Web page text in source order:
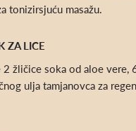
tonizirsjuću masažu.
ZA LICE
2 žličice soka od aloe vere,
ulja tamjanovca za